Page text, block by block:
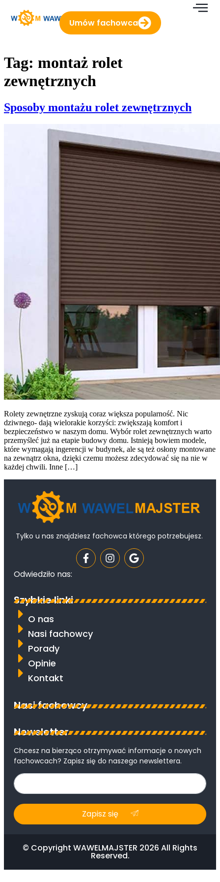
treści
Umów fachowca
Tag: montaż rolet
zewnętrznych
Sposoby montażu rolet zewnętrznych
Rolety zewnętrzne zyskują coraz większa popularność. Nic
dziwnego- dają wielorakie korzyści: zwiększają komfort i
bezpieczeństwo w naszym domu. Wybór rolet zewnętrznych warto
przemyśleć już na etapie budowy domu. Istnieją bowiem modele,
które wymagają ingerencji w budynek, ale są też osłony montowane
na zewnątrz okna, dzięki czemu możesz zdecydować się na nie w
każdej chwili. Inne […]
Tylko u nas znajdziesz fachowca którego potrzebujesz.
Odwiedziło nas:
Szybkie linki
O nas
Nasi fachowcy
Porady
Opinie
Kontakt
Nasi fachowcy
Newsletter
Chcesz na bierząco otrzymywać informacje o nowych
fachowcach? Zapisz się do naszego newslettera.
Zapisz się
© Copyright WAWELMAJSTER 2026 All Rights
Reserved.